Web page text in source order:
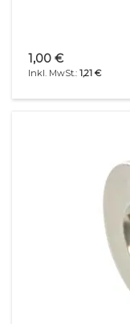
1,21 €
1,00 €